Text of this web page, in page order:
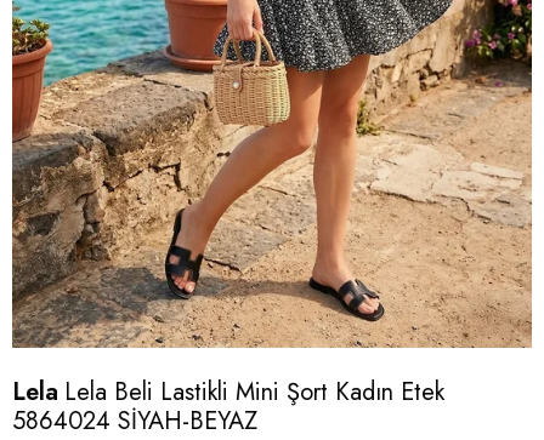
Lela Lela Beli Lastikli Mini Şort Kadın Etek
5864024 SİYAH-BEYAZ